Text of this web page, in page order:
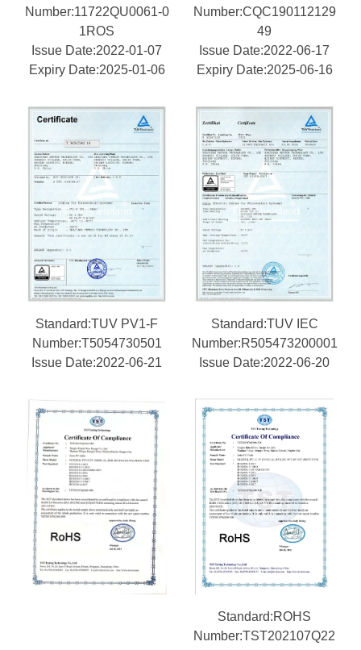
Number:11722QU0061-0
1ROS
Issue Date:2022-01-07
Expiry Date:2025-01-06
Number:CQC190112129
49
Issue Date:2022-06-17
Expiry Date:2025-06-16
Standard:TUV PV1-F
Number:T5054730501
Issue Date:2022-06-21
Standard:TUV IEC
Number:R505473200001
Issue Date:2022-06-20
Standard:ROHS
Number:TST202107Q22